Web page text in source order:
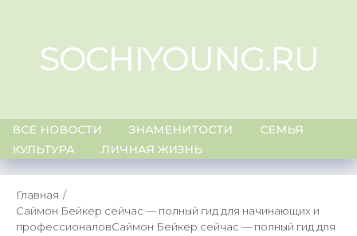
contentSOCHIYOUNG.RU
ВСЕ НОВОСТИ ЗНАМЕНИТОСТИ
СЕМЬЯ
КУЛЬТУРА
ЛИЧНАЯ ЖИЗНЬ
Главная
Саймон Бейкер сейчас — полный гид для начинающих и
профессионаловСаймон Бейкер сейчас — полный гид для